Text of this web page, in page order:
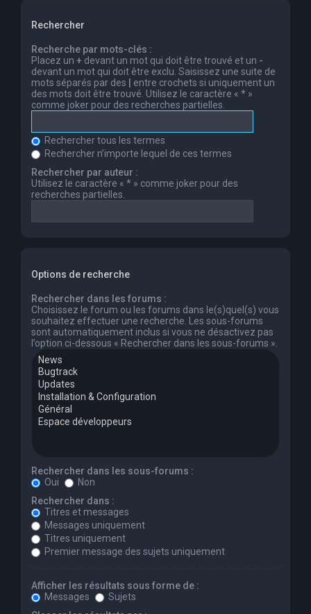
Rechercher
Recherche par mots-clés :
Placez un + devant un mot qui doit être trouvé et un -
devant un mot qui doit être exclu. Saisissez une suite de
mots séparés par des
entre crochets si uniquement un
des mots doit être trouvé. Utilisez le caractère « * »
comme joker pour des recherches partielles.
Rechercher tous les termes
Rechercher n’importe lequel de ces termes
Rechercher par auteur :
Utilisez le caractère « * » comme joker pour des
recherches partielles.
Options de recherche
Rechercher dans les forums :
Choisissez le forum ou les forums dans le(s)quel(s) vous
souhaitez effectuer une recherche. Les sous-forums
sont automatiquement inclus si vous ne désactivez pas
l’option ci-dessous « Rechercher dans les sous-forums ».
Rechercher dans les sous-forums :
Oui
Non
Rechercher dans :
Titres et messages
Messages uniquement
Titres uniquement
Premier message des sujets uniquement
Afficher les résultats sous forme de :
Messages
Sujets